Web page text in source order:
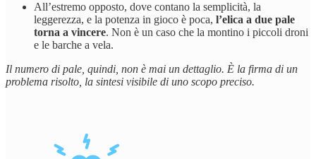
All’estremo opposto, dove contano la semplicità, la
leggerezza, e la potenza in gioco è poca, l’elica a due pale
torna a vincere. Non è un caso che la montino i piccoli droni
e le barche a vela.
Il numero di pale, quindi, non è mai un dettaglio. È la firma di un
problema risolto, la sintesi visibile di uno scopo preciso.